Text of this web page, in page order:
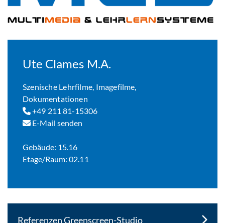
Ute Clames M.A.
Szenische Lehrfilme, Imagefilme,
Dokumentationen
+49 211 81-15306
E-Mail senden
Gebäude: 15.16
Etage/Raum: 02.11
Referenzen Greenscreen-Studio